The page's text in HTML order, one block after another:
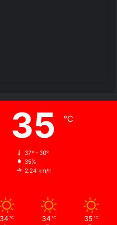
35 ℃
37º - 30º
35%
2.24 km/h
34 ℃ 34 ℃ 35 ℃